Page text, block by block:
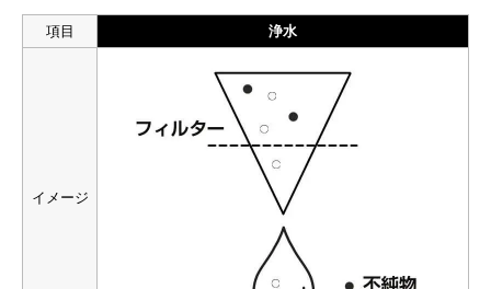
月額料金 水代 配送料 サーバー代 電気代
3,710円〜
］
宅配型
省エネ 自動クリーニング
常温出水
水ボトル不要・水道水を注ぐだけの簡単給水
項目 浄水
イメージ